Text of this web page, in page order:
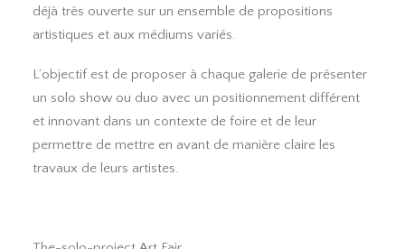
déjà très ouverte sur un ensemble de propositions
artistiques et aux médiums variés.
L’objectif est de proposer à chaque galerie de présenter
un solo show ou duo avec un positionnement différent
et innovant dans un contexte de foire et de leur
permettre de mettre en avant de manière claire les
travaux de leurs artistes.